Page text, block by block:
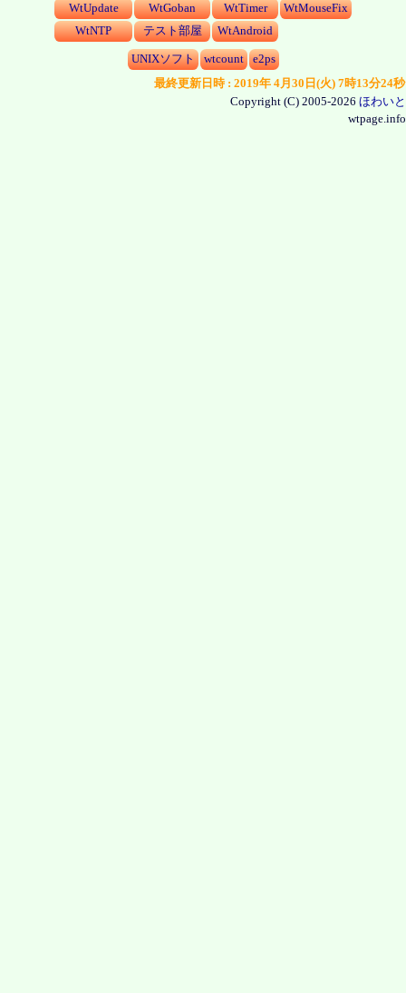
WtUpdate
WtGoban WtTimer
WtMouseFix
WtNTP
テスト部屋 WtAndroid
UNIXソフト wtcount
e2ps
最終更新日時 : 2019年 4月30日(火) 7時13分24秒
Copyright (C) 2005-2026 ほわいと
wtpage.info